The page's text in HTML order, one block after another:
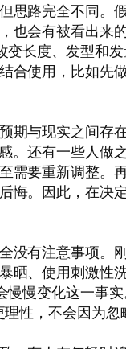
路完全不同
会有被看出
长度、发型和
使用，比如
与现实之间存
。还有一些人
要重新调整。
。因此，在决
有注意事项。
、使用刺激
慢变化这一事
性，不会因为忽